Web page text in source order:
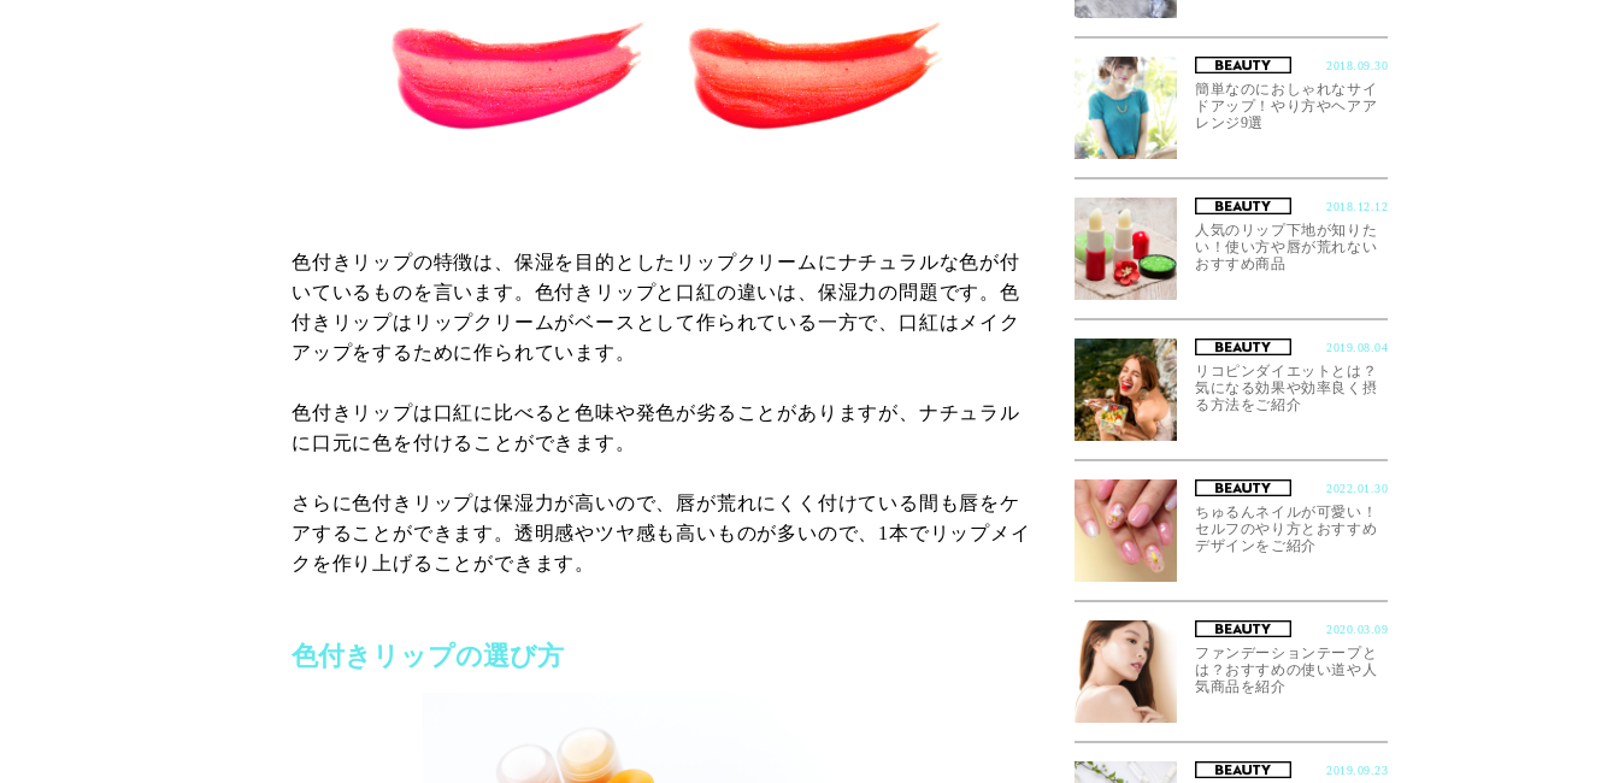
色付きリップの特徴は、保湿を目的としたリップクリームにナチュラルな色が付
いているものを言います。色付きリップと口紅の違いは、保湿力の問題です。色
付きリップはリップクリームがベースとして作られている一方で、口紅はメイク
アップをするために作られています。
色付きリップは口紅に比べると色味や発色が劣ることがありますが、ナチュラル
に口元に色を付けることができます。
さらに色付きリップは保湿力が高いので、唇が荒れにくく付けている間も唇をケ
アすることができます。透明感やツヤ感も高いものが多いので、1本でリップメイ
クを作り上げることができます。
色付きリップの選び方
2018.09.30
簡単なのにおしゃれなサイ
ドアップ！やり方やヘアア
レンジ9選
2018.12.12
人気のリップ下地が知りた
い！使い方や唇が荒れない
おすすめ商品
2019.08.04
リコピンダイエットとは？
気になる効果や効率良く摂
る方法をご紹介
2022.01.30
ちゅるんネイルが可愛い！
セルフのやり方とおすすめ
デザインをご紹介
2020.03.09
ファンデーションテープと
は？おすすめの使い道や人
気商品を紹介
2019.09.23